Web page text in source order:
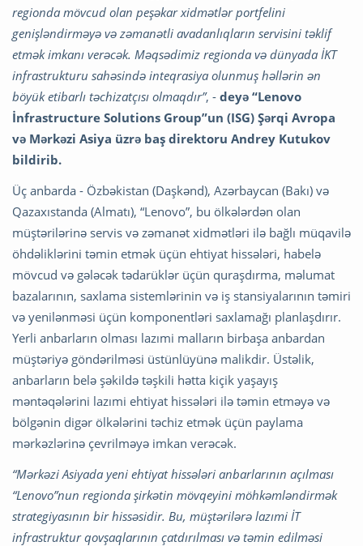
regionda mövcud olan peşəkar xidmətlər portfelini
genişləndirməyə və zəmanətli avadanlıqların servisini təklif
etmək imkanı verəcək. Məqsədimiz regionda və dünyada İKT
infrastrukturu sahəsində inteqrasiya olunmuş həllərin ən
böyük etibarlı təchizatçısı olmaqdır”, - deyə “Lenovo
İnfrastructure Solutions Group”un (ISG) Şərqi Avropa
və Mərkəzi Asiya üzrə baş direktoru Andrey Kutukov
bildirib.
Üç anbarda - Özbəkistan (Daşkənd), Azərbaycan (Bakı) və
Qazaxıstanda (Almatı), “Lenovo”, bu ölkələrdən olan
müştərilərinə servis və zəmanət xidmətləri ilə bağlı müqavilə
öhdəliklərini təmin etmək üçün ehtiyat hissələri, habelə
mövcud və gələcək tədarüklər üçün quraşdırma, məlumat
bazalarının, saxlama sistemlərinin və iş stansiyalarının təmiri
və yenilənməsi üçün komponentləri saxlamağı planlaşdırır.
Yerli anbarların olması lazımi malların birbaşa anbardan
müştəriyə göndərilməsi üstünlüyünə malikdir. Üstəlik,
anbarların belə şəkildə təşkili hətta kiçik yaşayış
məntəqələrini lazımi ehtiyat hissələri ilə təmin etməyə və
bölgənin digər ölkələrini təchiz etmək üçün paylama
mərkəzlərinə çevrilməyə imkan verəcək.
“Mərkəzi Asiyada yeni ehtiyat hissələri anbarlarının açılması
“Lenovo”nun regionda şirkətin mövqeyini möhkəmləndirmək
strategiyasının bir hissəsidir. Bu, müştərilərə lazımi İT
infrastruktur qovşaqlarının çatdırılması və təmin edilməsi